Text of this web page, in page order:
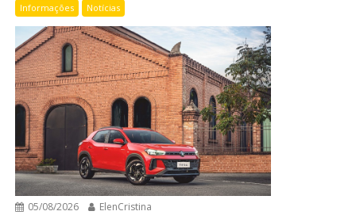
Informações Notícias
05/08/2026 ElenCristina